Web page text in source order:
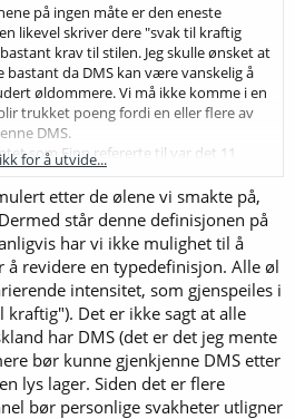
på ingen måte er den eneste
likevel skriver dere "svak til kraftig
krav til stilen. Jeg skulle ønsket at
da DMS kan være vanskelig å
øldommere. Vi må ikke komme i en
trukket poeng fordi en eller flere av
DMS.
som Finn refererte til var det 11
erfarne (4 BJCP Certified beer
Servers, 1 experienced
professionally). Likevel klarte kun 3 av
som hadde tilsatt DMS.
i deres 2015 definisjoner "May have a
DMS", men selv dette er fjernet fra
for å utvide...
etter de ølene vi smakte på,
står denne definisjonen på
har vi ikke mulighet til å
å revidere en typedefinisjon. Alle øl
intensitet, som gjenspeiles i
Det er ikke sagt at alle
har DMS (det er det jeg mente
bør kunne gjenkjenne DMS etter
lys lager. Siden det er flere
bør personlige svakheter utligner